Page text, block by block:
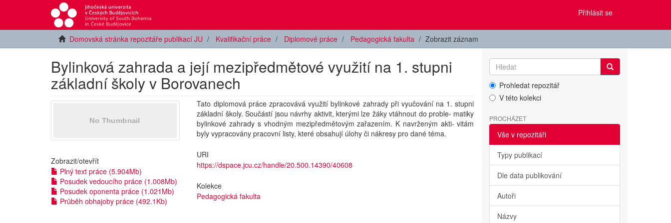
Přihlásit se
Domovská stránka repozitáře publikací JU Kvalifikační práce Diplomové práce Pedagogická fakulta Zobrazit záznam
Bylinková zahrada a její mezipředmětové využití na 1. stupni
základní školy v Borovanech
Zobrazit/otevřít
Plný text práce (5.904Mb)
Posudek vedoucího práce (1.008Mb)
Posudek oponenta práce (1.021Mb)
Průběh obhajoby práce (492.1Kb)
Tato diplomová práce zpracovává využití bylinkové zahrady při vyučování na 1. stupni
základní školy. Součástí jsou návrhy aktivit, kterými lze žáky vtáhnout do proble- matiky
bylinkové zahrady s vhodným mezipředmětovým zařazením. K navrženým akti- vitám
byly vypracovány pracovní listy, které obsahují úlohy či nákresy pro dané téma.
URI
https://dspace.jcu.cz/handle/20.500.14390/40608
Kolekce
Pedagogická fakulta
Prohledat repozitář
V této kolekci
PROCHÁZET
Vše v repozitáři
Typy publikací
Dle data publikování
Autoři
Názvy